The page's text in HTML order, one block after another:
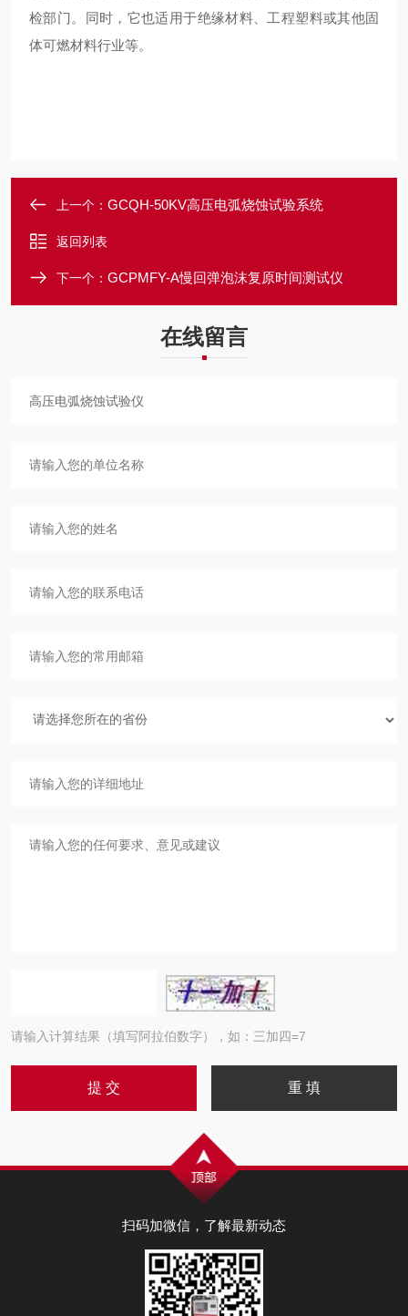
检部门。同时，它也适用于绝缘材料、工程塑料或其他固
体可燃材料行业等。
上一个： GCQH-50KV高压电弧烧蚀试验系统
返回列表
下一个： GCPMFY-A慢回弹泡沫复原时间测试仪
在线留言
请输入计算结果（填写阿拉伯数字），如：三加四=7
扫码加微信，了解最新动态